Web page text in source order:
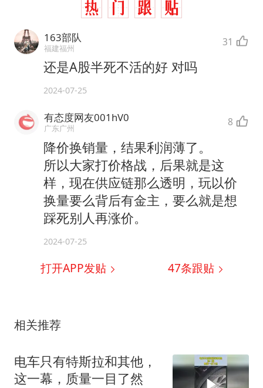
163部队
福建福州 31
还是A股半死不活的好 对吗
2024-07-25
有态度网友001hV0
广东广州 8
降价换销量，结果利润薄了。
所以大家打价格战，后果就是这
样，现在供应链那么透明，玩以价
换量要么背后有金主，要么就是想
踩死别人再涨价。
2024-07-25
打开APP发贴 47条跟贴
相关推荐
电车只有特斯拉和其他，
这一幕，质量一目了然